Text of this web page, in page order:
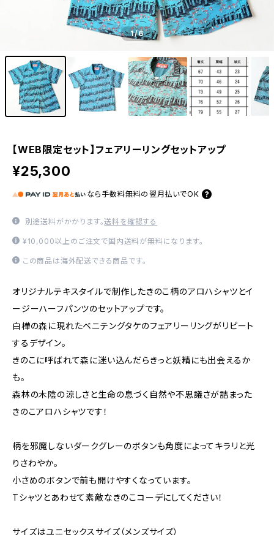
1/6
【WEB限定セット】フェアリーリングセットアップ
¥25,300
なら 手数料無料の 翌月払いでOK
別途送料がかかります。送料を確認する
¥10,000以上のご注文で国内送料が無料になります。
この商品は海外配送できる商品です。
オリジナルテキスタイルで制作したきのこ柄のアロハシャツとイ
ージーハーフパンツのセットアップです。
白樺の森に現れたベニテングタケのフェアリーリングがリピート
するデザイン。
きのこに呼ばれて森に迷い込んだらきっと妖精にも出会えるか
も。
森林の木陰の涼しさと生命の息づく自然や不思議さが詰まった
きのこアロハシャツです！
柄を邪魔しないダークグレーのボタンも角度によってキラリと光
りさわやか。
小さめのボタンで前も開けやすくなっています。
Tシャツとあわせて素敵なきのこコーデにしてください！
サイズはユニセックスサイズ（メンズサイズ）